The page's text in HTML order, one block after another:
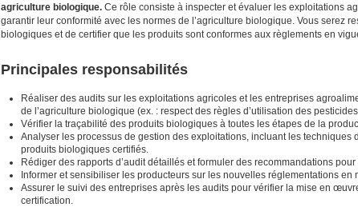
agriculture biologique. Ce rôle consiste à inspecter et évaluer les exploitations
garantir leur conformité avec les normes de l’agriculture biologique. Vous serez
biologiques et de certifier que les produits sont conformes aux règlements en
Principales responsabilités
Réaliser des audits sur les exploitations agricoles et les entreprises
de l’agriculture biologique (ex. : respect des règles d’utilisation des
Vérifier la traçabilité des produits biologiques à toutes les étapes de la
Analyser les processus de gestion des exploitations, incluant les techniques
produits biologiques certifiés.
Rédiger des rapports d’audit détaillés et formuler des recommandations
Informer et sensibiliser les producteurs sur les nouvelles réglementations en
Assurer le suivi des entreprises après les audits pour vérifier la mise en
certification.